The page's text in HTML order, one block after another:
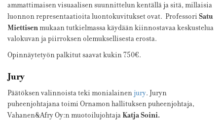
ammattimaisen visuaalisen suunnittelun kentällä ja sitä, millaisia
luonnon representaatioita luontokuvitukset ovat. Professori Satu
Miettisenmukaan tutkielmassa käydään kiinnostavaa keskustelua
valokuvan ja piirroksen olemuksellisesta erosta.
Opinnäytetyön palkitut saavat kukin 750€.
Jury
Päätöksen valinnoista teki monialainenjury. Juryn
puheenjohtajana toimi Ornamon hallituksen puheenjohtaja,
Vahanen&Afry Oy:n muotoilujohtajaKatja Soini.